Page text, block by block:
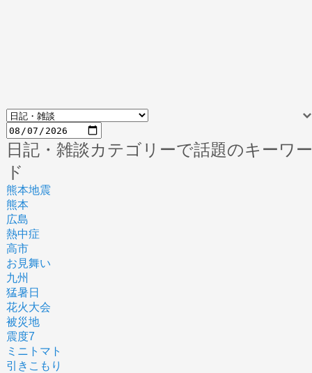
日記・雑談カテゴリーで話題のキーワー
ド
熊本地震
熊本
広島
熱中症
高市
お見舞い
九州
猛暑日
花火大会
被災地
震度7
ミニトマト
引きこもり